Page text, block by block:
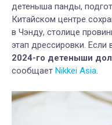
детеныша панды,
Китайском центре
в Чэнду, столице
этап дрессировки.
2024-го детеныши
сообщает Nikkei Asia.